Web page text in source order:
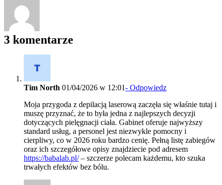
3 komentarze
Tim North 01/04/2026 w 12:01- Odpowiedz
Moja przygoda z depilacją laserową zaczęła się właśnie tutaj i
muszę przyznać, że to była jedna z najlepszych decyzji
dotyczących pielęgnacji ciała. Gabinet oferuje najwyższy
standard usług, a personel jest niezwykle pomocny i
cierpliwy, co w 2026 roku bardzo cenię. Pełną listę zabiegów
oraz ich szczegółowe opisy znajdziecie pod adresem
https://babalab.pl/– szczerze polecam każdemu, kto szuka
trwałych efektów bez bólu.